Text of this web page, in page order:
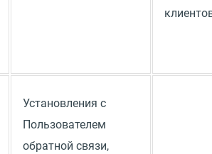
Установления с
Пользователем
обратной связи,